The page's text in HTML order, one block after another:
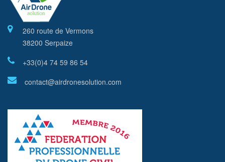
260 route de Vermons
38200 Serpaize
+33(0)4 74 59 86 54
contact@airdronesolution.com